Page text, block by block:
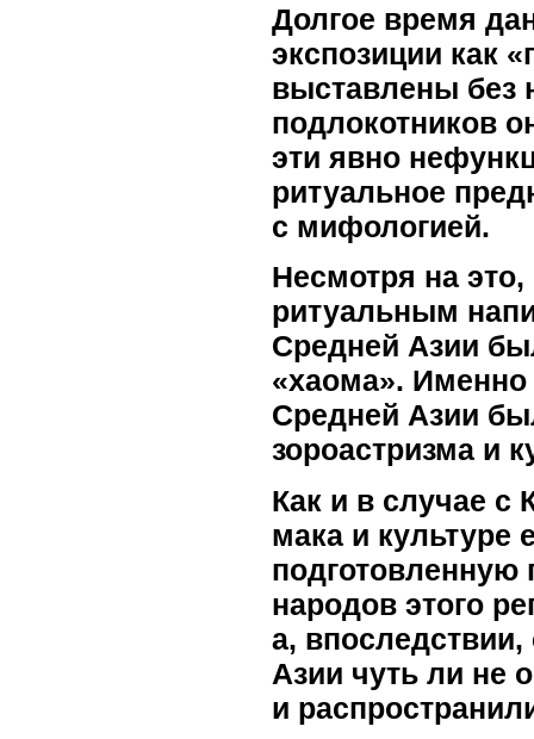
Долгое время
экспозиции как
выставлены без
подлокотников
эти явно
ритуальное
с мифологией.
Несмотря на
ритуальным
Средней Азии
«хаома».
Средней Азии
зороастризма и
Как и в случае с
мака и культуре
подготовленную
народов этого
а,
Азии чуть ли не
и